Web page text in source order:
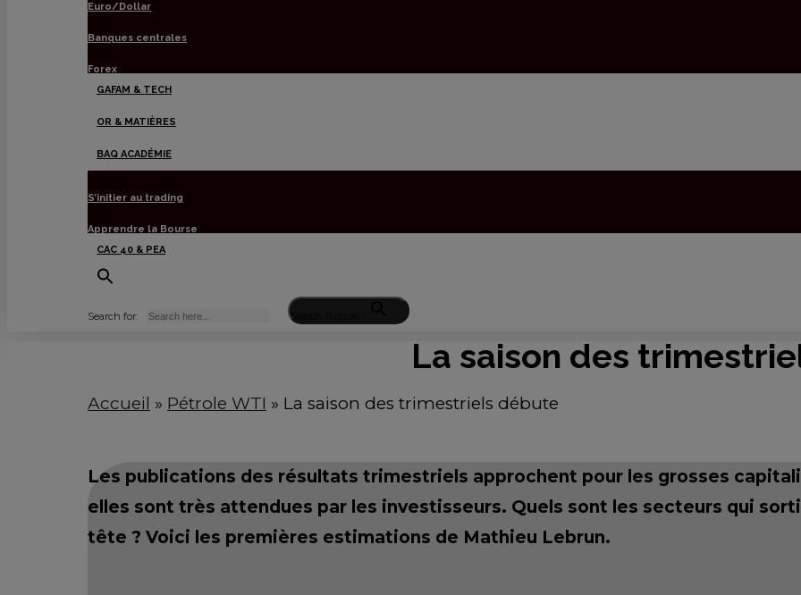
Euro/Dollar
Banques centrales
Forex
GAFAM & TECH
OR & MATIÈRES
BAQ ACADÉMIE
S’initier au trading
Apprendre la Bourse
CAC 40 & PEA
Search for: Search Button
La saison des
Accueil » Pétrole WTI » La saison des trimestriels débute
Les publications des résultats trimestriels approchent pour les grosses
elles sont très attendues par les investisseurs. Quels sont les secteurs qui
tête ? Voici les premières estimations de Mathieu Lebrun.